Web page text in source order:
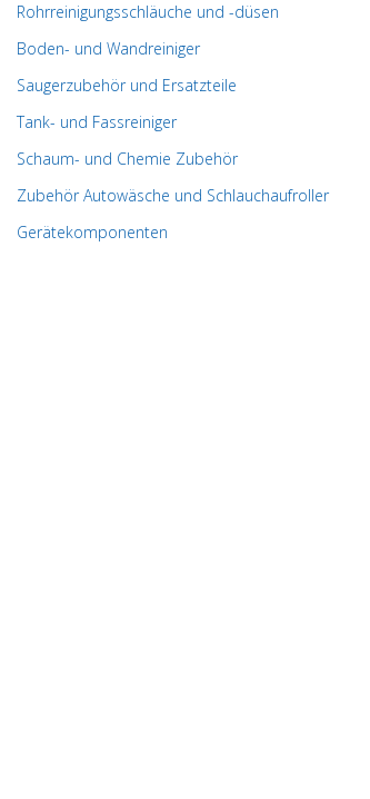
Rohrreinigungsschläuche und -düsen
Boden- und Wandreiniger
Saugerzubehör und Ersatzteile
Tank- und Fassreiniger
Schaum- und Chemie Zubehör
Zubehör Autowäsche und Schlauchaufroller
Gerätekomponenten